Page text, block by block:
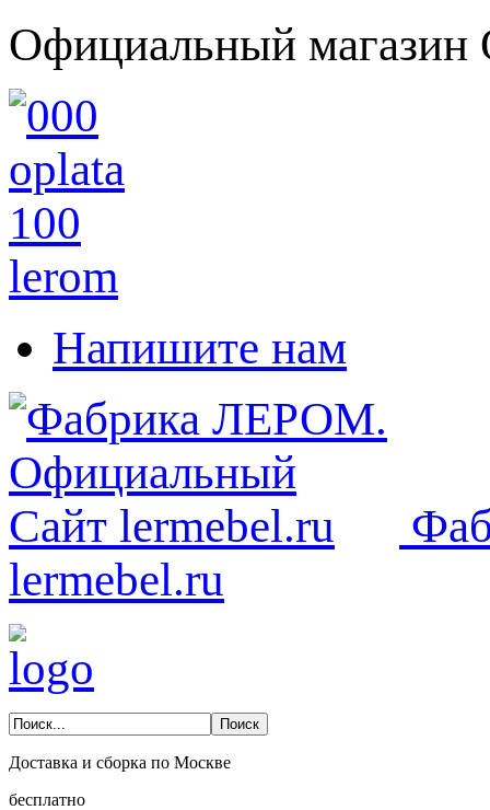
Официальный
Напишите нам
lermebel.ru
Доставка и сборка по Москве
бесплатно